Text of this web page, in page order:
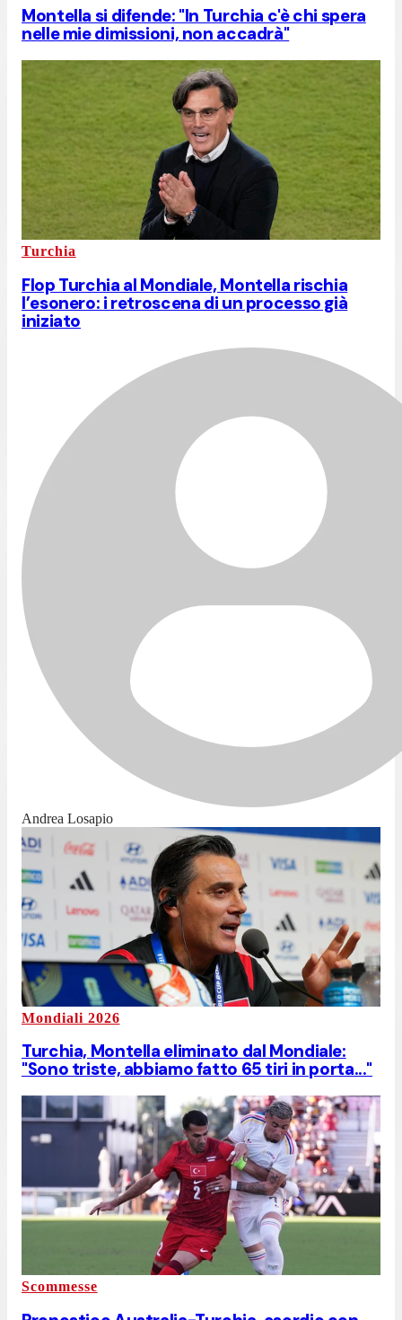
Montella si difende: "In Turchia c'è chi spera
nelle mie dimissioni, non accadrà"
Turchia
Flop Turchia al Mondiale, Montella rischia
l’esonero: i retroscena di un processo già
iniziato
Andrea Losapio
Mondiali 2026
Turchia, Montella eliminato dal Mondiale:
"Sono triste, abbiamo fatto 65 tiri in porta..."
Scommesse